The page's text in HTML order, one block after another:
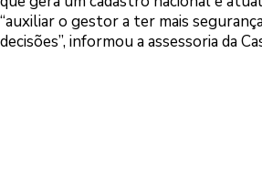
“auxiliar o gestor a ter mais
decisões”, informou a assessoria da